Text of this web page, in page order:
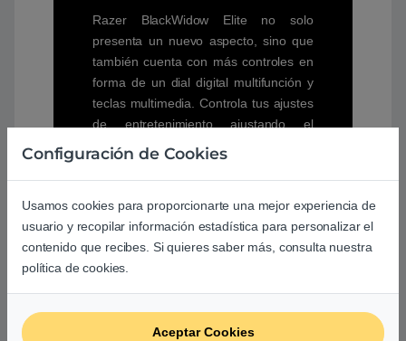
Razer BlackWidow Elite no solo
presenta un nuevo aspecto, sino que
también cuenta con más controles en
forma de un dial digital multifunción y
teclas multimedia. Controla tus ajustes
de entretenimiento ajustando el
volumen, cambiando de pista
personalizables con Razer Synapse 3.
Configuración de Cookies
Usamos cookies para proporcionarte una mejor experiencia de
usuario y recopilar información estadística para personalizar el
contenido que recibes. Si quieres saber más, consulta nuestra
política de cookies.
Aceptar Cookies